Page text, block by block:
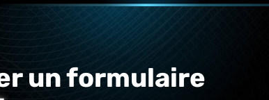
un formulaire